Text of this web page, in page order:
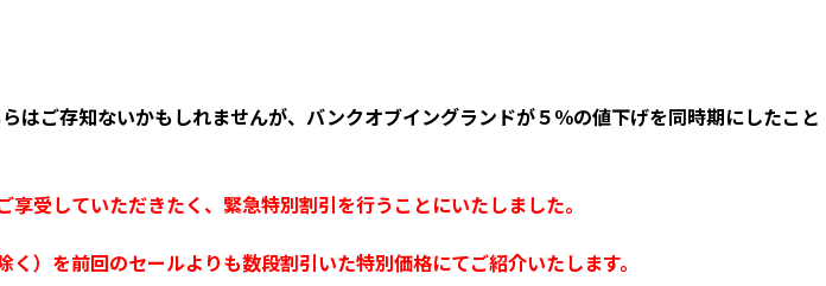
ご存知ないかもしれませんが、バンクオブイングランドが５％の値下げを同時期にしたこと
受していただきたく、緊急特別割引を行うことにいたしました。
く）を前回のセールよりも数段割引いた特別価格にてご紹介いたします。